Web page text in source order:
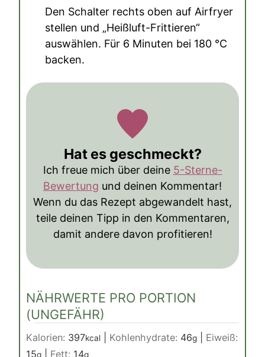
Den Schalter rechts oben auf Airfryer
stellen und „Heißluft-Frittieren“
auswählen. Für 6 Minuten bei 180 °C
backen.
Hat es geschmeckt?
Ich freue mich über deine 5-Sterne-
Bewertung und deinen Kommentar!
Wenn du das Rezept abgewandelt hast,
teile deinen Tipp in den Kommentaren,
damit andere davon profitieren!
NÄHRWERTE PRO PORTION
(UNGEFÄHR)
Kalorien: 397kcal Kohlenhydrate: 46g
Eiweiß:
15g Fett: 14g